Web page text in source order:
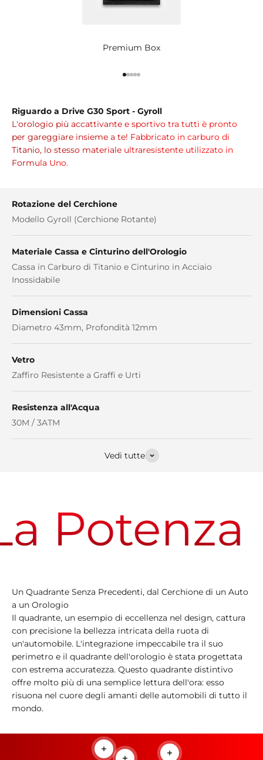
Premium Box
Riguardo a Drive G30 Sport - Gyroll
L'orologio più accattivante e sportivo tra tutti è pronto
per gareggiare insieme a te! Fabbricato in carburo di
Titanio, lo stesso materiale ultraresistente utilizzato in
Formula Uno.
Rotazione del Cerchione
Modello Gyroll (Cerchione Rotante)
Materiale Cassa e Cinturino dell'Orologio
Cassa in Carburo di Titanio e Cinturino in Acciaio
Inossidabile
Dimensioni Cassa
Diametro 43mm, Profondità 12mm
Vetro
Zaffiro Resistente a Graffi e Urti
Resistenza all'Acqua
30M / 3ATM
Vedi tutte
Potenza
Un Quadrante Senza Precedenti, dal Cerchione di un Auto
a un Orologio
Il quadrante, un esempio di eccellenza nel design, cattura
con precisione la bellezza intricata della ruota di
un'automobile. L'integrazione impeccabile tra il suo
perimetro e il quadrante dell'orologio è stata progettata
con estrema accuratezza. Questo quadrante distintivo
offre molto più di una semplice lettura dell'ora: esso
risuona nel cuore degli amanti delle automobili di tutto il
mondo.
Per saperne di più